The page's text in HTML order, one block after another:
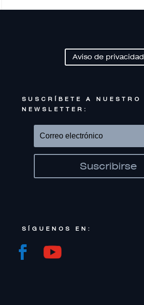
Aviso de privacidad
SUSCRÍBETE A NUESTRO
NEWSLETTER:
Suscribirse
SÍGUENOS EN: